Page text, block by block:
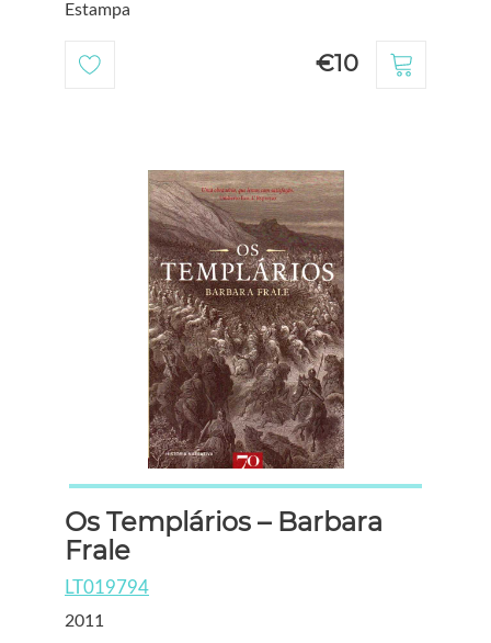
Estampa
€10
Os Templários – Barbara
Frale
LT019794
2011